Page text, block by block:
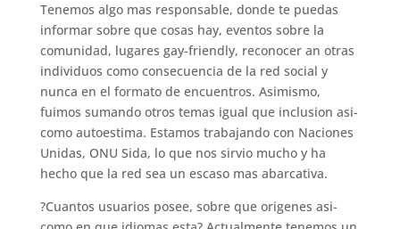
Tenemos algo mas responsable, donde te puedas
informar sobre que cosas hay, eventos sobre la
comunidad, lugares gay-friendly, reconocer an otras
individuos como consecuencia de la red social y
nunca en el formato de encuentros. Asimismo,
fuimos sumando otros temas igual que inclusion asi­
como autoestima. Estamos trabajando con Naciones
Unidas, ONU Sida, lo que nos sirvio mucho y ha
hecho que la red sea un escaso mas abarcativa.
?Cuantos usuarios posee, sobre que origenes asi­